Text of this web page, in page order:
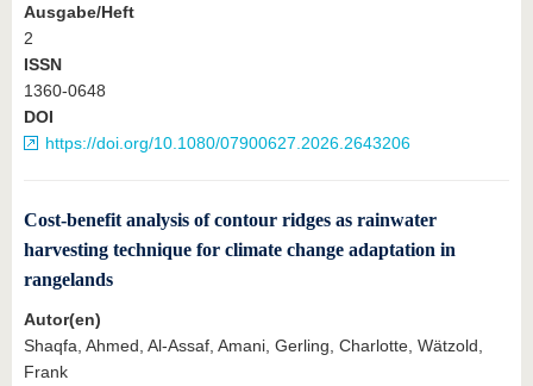
Ausgabe/Heft
2
ISSN
1360-0648
DOI
https://doi.org/10.1080/07900627.2026.2643206
Cost-benefit analysis of contour ridges as rainwater
harvesting technique for climate change adaptation in
rangelands
Autor(en)
Shaqfa, Ahmed, Al-Assaf, Amani, Gerling, Charlotte, Wätzold,
Frank